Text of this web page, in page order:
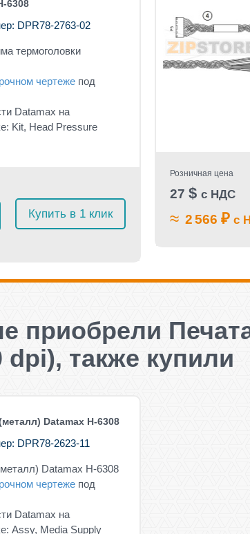
6308
DPR78-2763-02
термоголовки
чертежепод
Datamax на
Kit, Head Pressure
Купить в 1 клик
Розничная цена
27 $ с НДС
≈ 2 566 ₽ с
приобрели
dpi), также купили
Datamax H-6308
DPR78-2623-11
Datamax H-6308
чертежепод
Datamax на
Assy, Media Supply